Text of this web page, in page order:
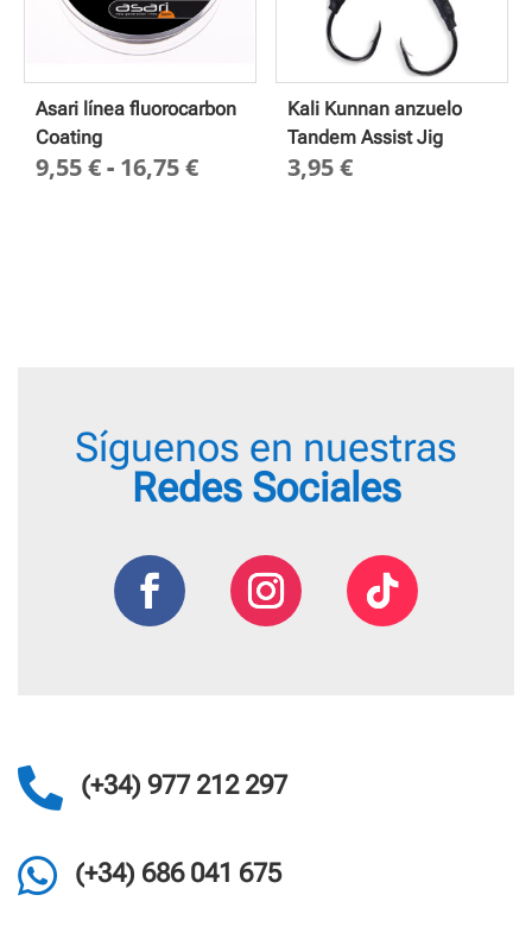
Asari línea fluorocarbon
Coating
9,55€- 16,75€Rango
Kali Kunnan anzuelo
Tandem Assist Jig
3,95€
Síguenos en nuestras
Redes Sociales
 (+34) 977 212 297
 (+34) 686 041 675